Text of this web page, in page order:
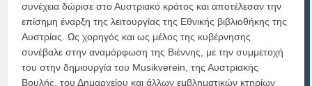
συνέχεια δώρισε στο Αυστριακό κράτος και αποτέλεσαν την
επίσημη έναρξη της λειτουργίας της Εθνικής βιβλιοθήκης της
Αυστρίας. Ως χορηγός και ως μέλος της κυβέρνησης
συνέβαλε στην αναμόρφωση της Βιέννης, με την συμμετοχή
του στην δημιουργία του Musikverein, της Αυστριακής
Βουλής, του Δημαρχείου και άλλων εμβληματικών κτηρίων